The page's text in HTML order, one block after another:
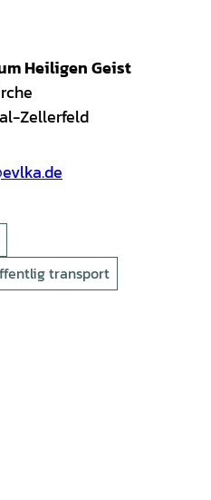
Heiligen Geist
Zellerfeld
transport